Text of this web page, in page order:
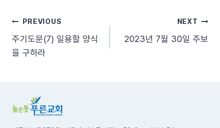
글
탐
PREVIOUS
주기도문(7) 일용할 양식
을 구하라
NEXT
2023년 7월 30일 주보